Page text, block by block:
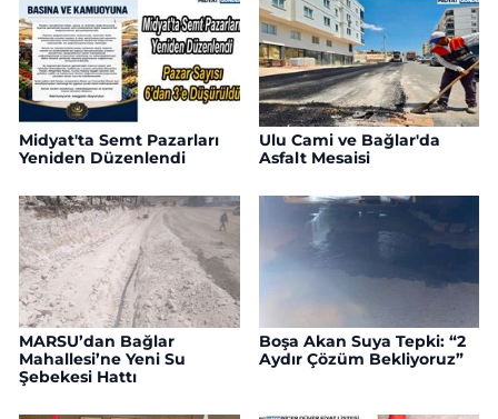
Midyat'ta Semt Pazarları
Yeniden Düzenlendi
Ulu Cami ve Bağlar'da
Asfalt Mesaisi
MARSU’dan Bağlar
Mahallesi’ne Yeni Su
Şebekesi Hattı
Boşa Akan Suya Tepki: “2
Aydır Çözüm Bekliyoruz”